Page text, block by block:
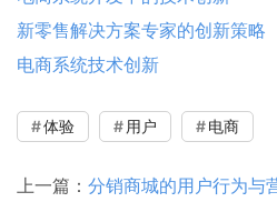
新零售解决方案专家的创新策略
电商系统技术创新
体验 用户 电商
上一篇： 分销商城的用户行为与